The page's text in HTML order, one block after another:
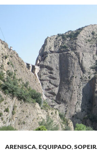
ARENISCA,EQUIPADO,